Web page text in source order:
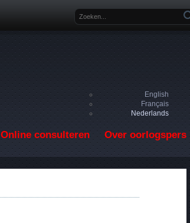
Zoekveld
English
Français
Nederlands
Online consulteren Over oorlogspers